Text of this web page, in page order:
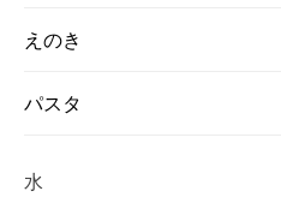
えのき
パスタ
水